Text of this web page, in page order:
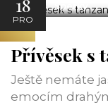
PRO
Šperky
Přívěsek s
Ještě nemáte
emocím